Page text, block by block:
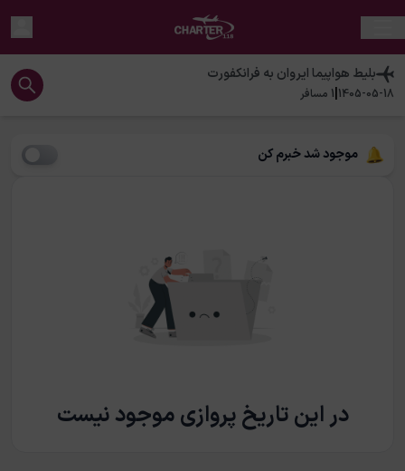
بلیط هواپیماایروان به فرانکفورت
1405-05-18
|
1 مسافر
موجود شد خبرم کن
در این تاریخ پروازی موجود نیست